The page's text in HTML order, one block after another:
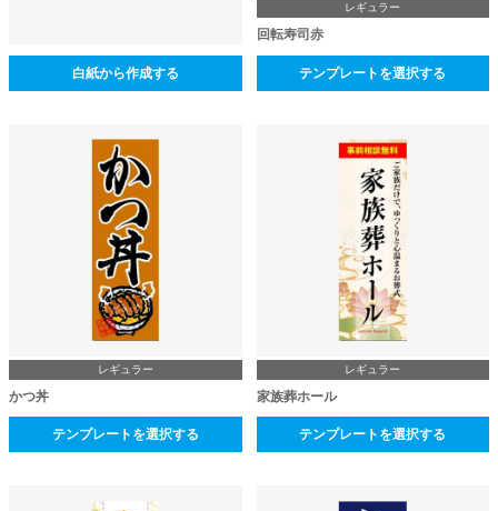
白紙から作成する
レギュラー
回転寿司赤
テンプレートを選択する
レギュラー
かつ丼
テンプレートを選択する
レギュラー
家族葬ホール
テンプレートを選択する